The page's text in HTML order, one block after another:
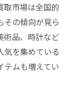
立つ知識
基準
格に与える
取市場は全国的
その傾向が見ら
術品、時計など
気を集めている
テムも増えてい